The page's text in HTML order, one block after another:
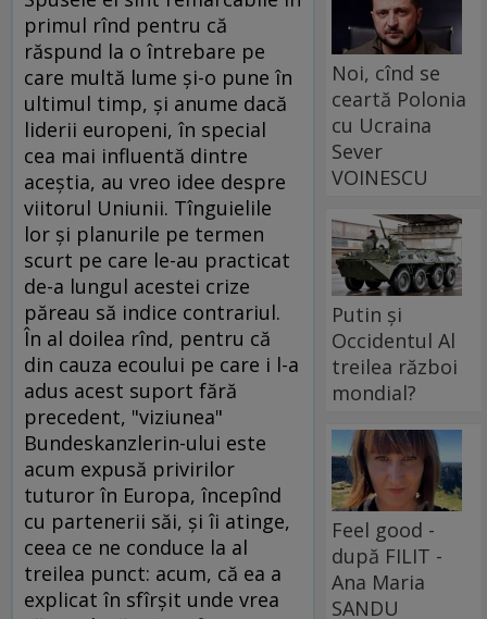
primul rînd pentru că
răspund la o întrebare pe
care multă lume şi-o pune în
ultimul timp, şi anume dacă
liderii europeni, în special
cea mai influentă dintre
aceştia, au vreo idee despre
viitorul Uniunii. Tînguielile
lor şi planurile pe termen
scurt pe care le-au practicat
de-a lungul acestei crize
păreau să indice contrariul.
În al doilea rînd, pentru că
din cauza ecoului pe care i l-a
adus acest suport fără
precedent, "viziunea"
Bundeskanzlerin-ului este
acum expusă privirilor
tuturor în Europa, începînd
cu partenerii săi, şi îi atinge,
ceea ce ne conduce la al
treilea punct: acum, că ea a
explicat în sfîrşit unde vrea
Noi, cînd se
ceartă Polonia
cu Ucraina
Sever
VOINESCU
Putin și
Occidentul Al
treilea război
mondial?
Feel good -
după FILIT -
Ana Maria
SANDU